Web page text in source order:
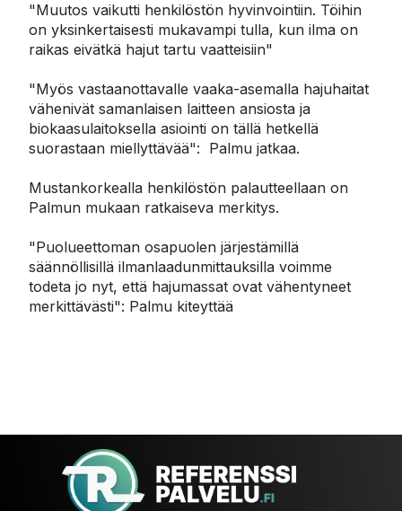
"Muutos vaikutti henkilöstön hyvinvointiin. Töihin
on yksinkertaisesti mukavampi tulla, kun ilma on
raikas eivätkä hajut tartu vaatteisiin"
"Myös vastaanottavalle vaaka-asemalla hajuhaitat
vähenivät samanlaisen laitteen ansiosta ja
biokaasulaitoksella asiointi on tällä hetkellä
suorastaan miellyttävää":  Palmu jatkaa.
Mustankorkealla henkilöstön palautteellaan on
Palmun mukaan ratkaiseva merkitys.
"Puolueettoman osapuolen järjestämillä
säännöllisillä ilmanlaadunmittauksilla voimme
todeta jo nyt, että hajumassat ovat vähentyneet
merkittävästi": Palmu kiteyttää